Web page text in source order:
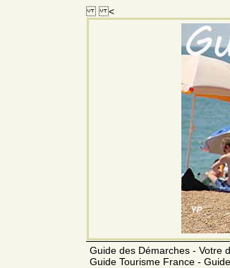
<
Guide des Démarches - Votre
Guide Tourisme France -